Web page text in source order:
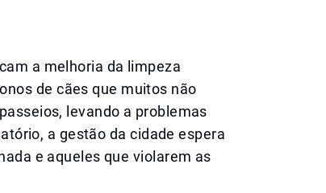
a melhoria da limpeza
de cães que muitos não
levando a problemas
a gestão da cidade espera
e aqueles que violarem as